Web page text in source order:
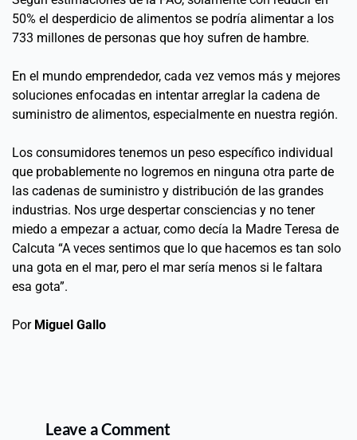
50% el desperdicio de alimentos se podría alimentar a los
733 millones de personas que hoy sufren de hambre.
En el mundo emprendedor, cada vez vemos más y mejores
soluciones enfocadas en intentar arreglar la cadena de
suministro de alimentos, especialmente en nuestra región.
Los consumidores tenemos un peso específico individual
que probablemente no logremos en ninguna otra parte de
las cadenas de suministro y distribución de las grandes
industrias. Nos urge despertar consciencias y no tener
miedo a empezar a actuar, como decía la Madre Teresa de
Calcuta “A veces sentimos que lo que hacemos es tan solo
una gota en el mar, pero el mar sería menos si le faltara
esa gota”.
Por Miguel Gallo
Leave a Comment